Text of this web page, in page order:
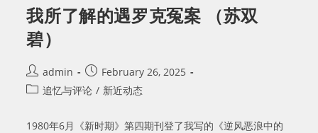
金
会
成
​我所了解的遇罗克冤案 （苏双
碧）
Post
author:
admin
Post
published:
February 26, 2025
Post追忆与评论 / 新近动态
1980年6月《新时期》第四期刊登了我写的《逆风恶浪中的